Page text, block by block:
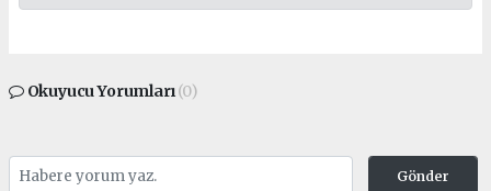
Okuyucu Yorumları(0)
Gönder